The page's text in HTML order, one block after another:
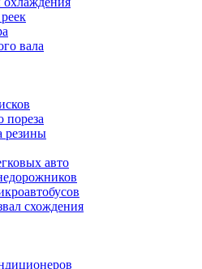
вала
пореза
резины
авто
схождения